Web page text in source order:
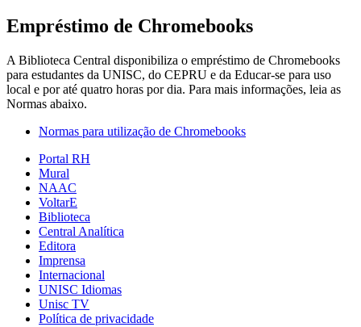
Empréstimo de Chromebooks
A Biblioteca Central disponibiliza o empréstimo de Chromebooks
para estudantes da UNISC, do CEPRU e da Educar-se para uso
local e por até quatro horas por dia. Para mais informações, leia as
Normas abaixo.
Normas para utilização de Chromebooks
Portal RH
Mural
NAAC
VoltarE
Biblioteca
Central Analítica
Editora
Imprensa
Internacional
UNISC Idiomas
Unisc TV
Política de privacidade